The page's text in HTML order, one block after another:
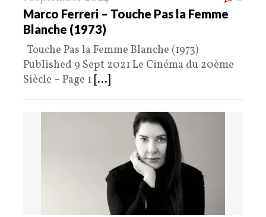
Marco Ferreri – Touche Pas la Femme
Blanche (1973)
Touche Pas la Femme Blanche (1973)
Published 9 Sept 2021 Le Cinéma du 20ème
Siècle – Page 1 [...]